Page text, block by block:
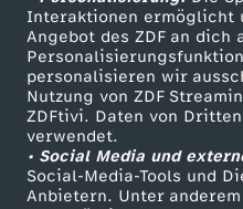
Interaktionen ermöglicht
Angebot des ZDF an dich
personalisieren wir
Nutzung von ZDF
ZDFtivi. Daten von
verwendet.
• Social Media und
Social-Media-Tools und
Anbietern. Unter
t
i
o
n
Sendungen A-Z
TV-Programm
ZDF Unternehmen
Karriere